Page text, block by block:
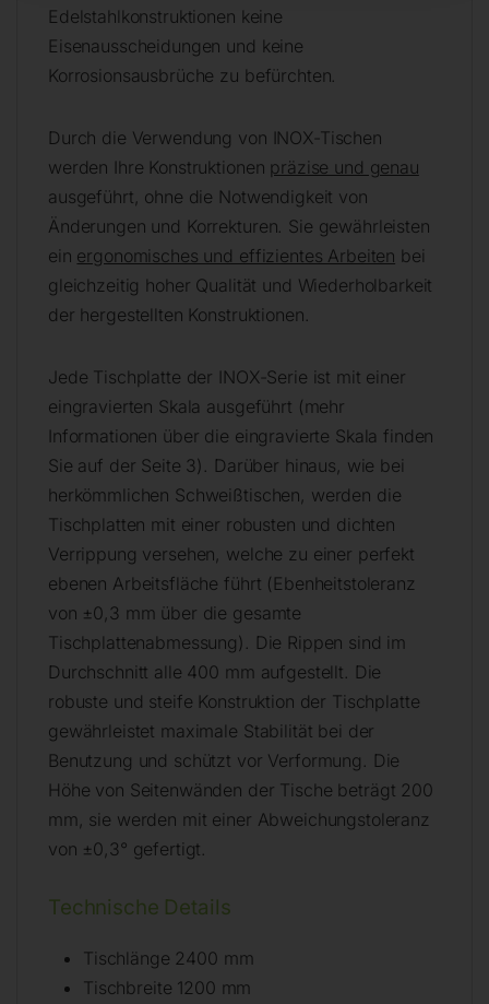
Edelstahlkonstruktionen keine
Eisenausscheidungen und keine
Korrosionsausbrüche zu befürchten.
Durch die Verwendung von INOX-Tischen
werden Ihre Konstruktionen präzise und genau
ausgeführt, ohne die Notwendigkeit von
Änderungen und Korrekturen. Sie gewährleisten
ein ergonomisches und effizientes Arbeiten bei
gleichzeitig hoher Qualität und Wiederholbarkeit
der hergestellten Konstruktionen.
Jede Tischplatte der INOX-Serie ist mit einer
eingravierten Skala ausgeführt (mehr
Informationen über die eingravierte Skala finden
Sie auf der Seite 3). Darüber hinaus, wie bei
herkömmlichen Schweißtischen, werden die
Tischplatten mit einer robusten und dichten
Verrippung versehen, welche zu einer perfekt
ebenen Arbeitsfläche führt (Ebenheitstoleranz
von ±0,3 mm über die gesamte
Tischplattenabmessung). Die Rippen sind im
Durchschnitt alle 400 mm aufgestellt. Die
robuste und steife Konstruktion der Tischplatte
gewährleistet maximale Stabilität bei der
Benutzung und schützt vor Verformung. Die
Höhe von Seitenwänden der Tische beträgt 200
mm, sie werden mit einer Abweichungstoleranz
von ±0,3° gefertigt.
Technische Details
Tischlänge 2400 mm
Tischbreite 1200 mm